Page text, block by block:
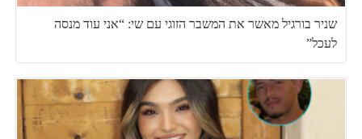
שניר בורגיל מאשר את המשבר הזוגי עם שי: “אני עוד מנסה
לעכל”